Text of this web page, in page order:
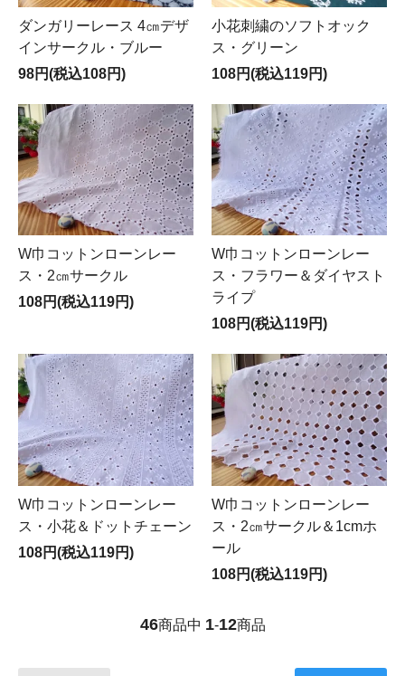
ダンガリーレース 4㎝デザ
インサークル・ブルー
98円(税込108円)
小花刺繍のソフトオック
ス・グリーン
108円(税込119円)
W巾コットンローンレー
ス・2㎝サークル
108円(税込119円)
W巾コットンローンレー
ス・フラワー＆ダイヤスト
ライプ
108円(税込119円)
W巾コットンローンレー
ス・小花＆ドットチェーン
108円(税込119円)
W巾コットンローンレー
ス・2㎝サークル＆1cmホ
ール
108円(税込119円)
46商品中 1-12商品